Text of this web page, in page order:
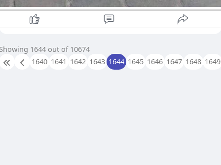
1644 out of 10674
1640 1641 1642 1643 1644 1645 1646 1647 1648 1649